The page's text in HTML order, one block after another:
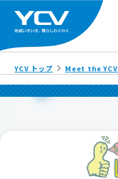
YCV トップ Meet the YCV